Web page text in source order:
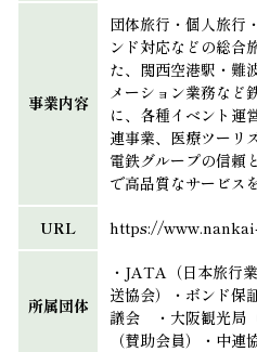
事業内容
団体旅行・個人旅行
ンド対応などの総合
た、関西空港駅・難
メーション業務など
に、各種イベント運
連事業、医療ツーリ
電鉄グループの信頼
で高品質なサービス
URL https://
所属団体
・JATA（日本旅行
送協会）・ボンド
議会 ・大阪観光局
（賛助会員）・中連